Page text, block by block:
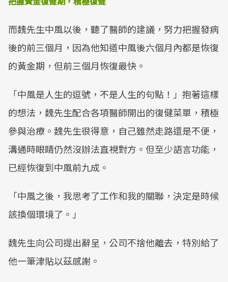
而魏先生中風以後，聽了醫師的建議，努力把握發病
後的前三個月，因為他知道中風後六個月內都是恢復
的黃金期，但前三個月恢復最快。
「中風是人生的逗號，不是人生的句點！」抱著這樣
的想法，魏先生配合各項醫師開出的復健菜單，積極
參與治療。魏先生很得意，自己雖然走路還是不便，
溝通時眼睛仍然沒辦法直視對方。但至少語言功能，
已經恢復到中風前九成。
「中風之後，我思考了工作和我的關聯，決定是時候
該換個環境了。」
魏先生向公司提出辭呈，公司不捨他離去，特別給了
他一筆津貼以茲感謝。